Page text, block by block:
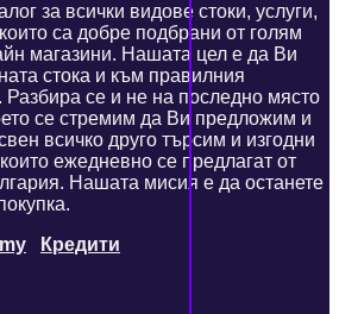
за всички видове стоки, услуги,
са добре подбрани от голям
магазини. Нашата цел е да Ви
стока и към правилния
Разбира се и не на последно място
се стремим да Ви предложим и
всичко друго търсим и изгодни
ежедневно се предлагат от
Нашата мисия е да останете
Кредити